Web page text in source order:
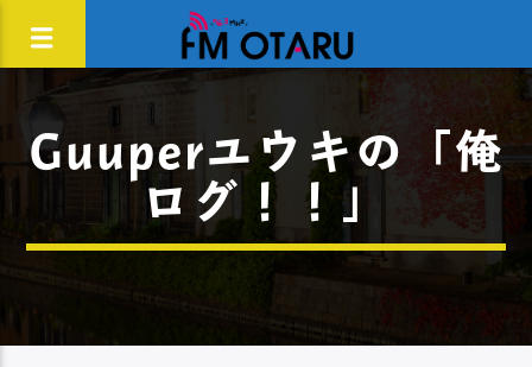
Guuperユウキの「俺
ログ！！」